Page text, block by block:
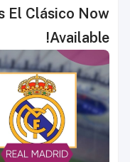
El Clásico Now
Available!